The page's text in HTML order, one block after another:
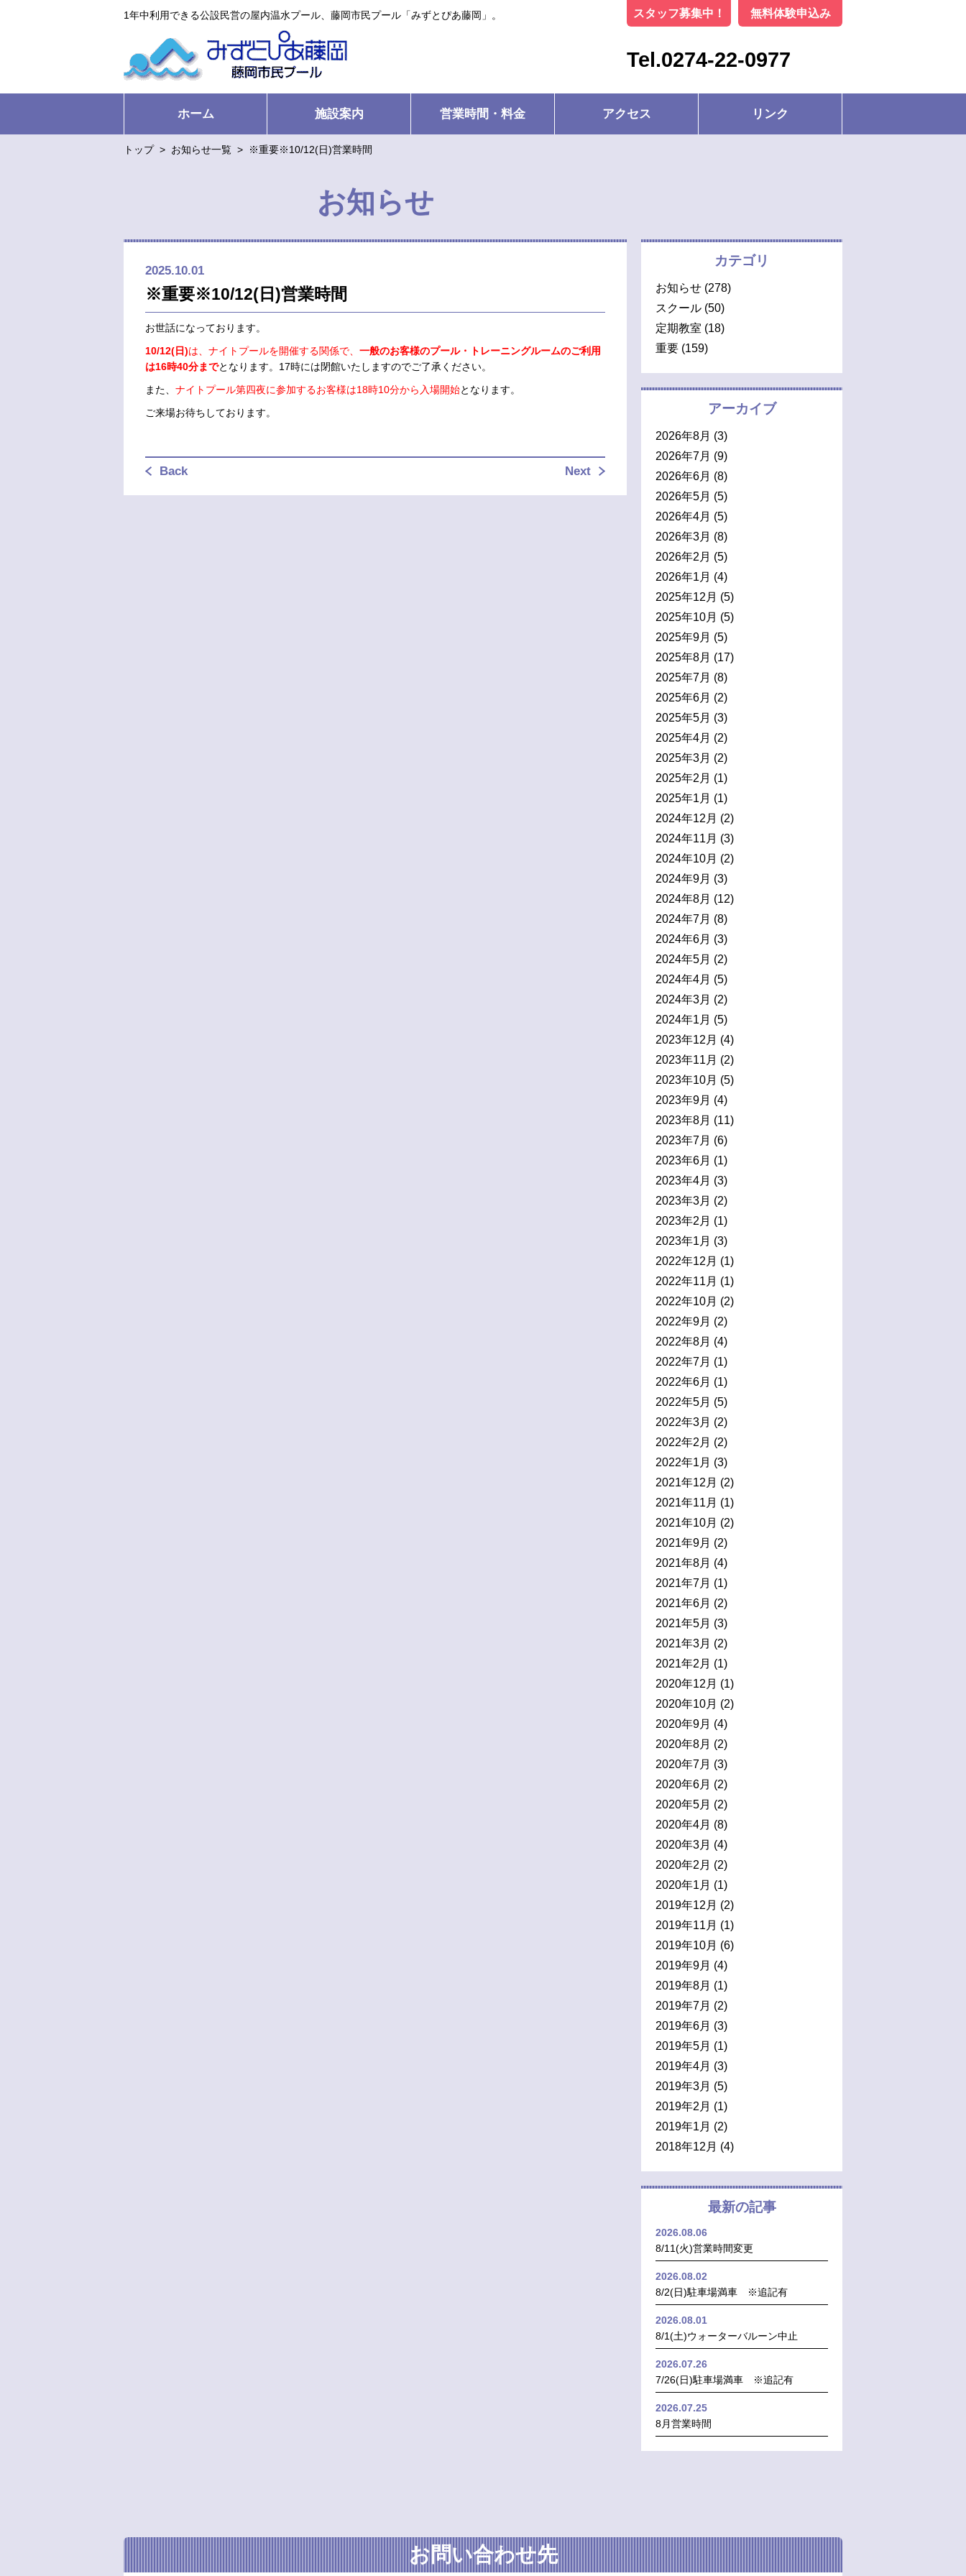
1年中利用できる公設民営の屋内温水プール、藤岡市民プール「みずとぴあ藤岡」。 スタッフ募集中！ 無料体験申込み
Tel.0274-22-0977
ホーム 施設案内 営業時間・料金 アクセス リンク
トップ > お知らせ一覧 > ※重要※10/12(日)営業時間
お知らせ
2025.10.01
※重要※10/12(日)営業時間
お世話になっております。
10/12(日)は、ナイトプールを開催する関係で、 一般のお客様のプール・トレーニングルームのご利用
は16時40分までとなります。17時には閉館いたしますのでご了承ください。
また、 ナイトプール第四夜に参加するお客様は18時10分から入場開始となります。
ご来場お待ちしております。
Back Next
カテゴリ
お知らせ (278)
スクール (50)
定期教室 (18)
重要 (159)
アーカイブ
2026年8月 (3)
2026年7月 (9)
2026年6月 (8)
2026年5月 (5)
2026年4月 (5)
2026年3月 (8)
2026年2月 (5)
2026年1月 (4)
2025年12月 (5)
2025年10月 (5)
2025年9月 (5)
2025年8月 (17)
2025年7月 (8)
2025年6月 (2)
2025年5月 (3)
2025年4月 (2)
2025年3月 (2)
2025年2月 (1)
2025年1月 (1)
2024年12月 (2)
2024年11月 (3)
2024年10月 (2)
2024年9月 (3)
2024年8月 (12)
2024年7月 (8)
2024年6月 (3)
2024年5月 (2)
2024年4月 (5)
2024年3月 (2)
2024年1月 (5)
2023年12月 (4)
2023年11月 (2)
2023年10月 (5)
2023年9月 (4)
2023年8月 (11)
2023年7月 (6)
2023年6月 (1)
2023年4月 (3)
2023年3月 (2)
2023年2月 (1)
2023年1月 (3)
2022年12月 (1)
2022年11月 (1)
2022年10月 (2)
2022年9月 (2)
2022年8月 (4)
2022年7月 (1)
2022年6月 (1)
2022年5月 (5)
2022年3月 (2)
2022年2月 (2)
2022年1月 (3)
2021年12月 (2)
2021年11月 (1)
2021年10月 (2)
2021年9月 (2)
2021年8月 (4)
2021年7月 (1)
2021年6月 (2)
2021年5月 (3)
2021年3月 (2)
2021年2月 (1)
2020年12月 (1)
2020年10月 (2)
2020年9月 (4)
2020年8月 (2)
2020年7月 (3)
2020年6月 (2)
2020年5月 (2)
2020年4月 (8)
2020年3月 (4)
2020年2月 (2)
2020年1月 (1)
2019年12月 (2)
2019年11月 (1)
2019年10月 (6)
2019年9月 (4)
2019年8月 (1)
2019年7月 (2)
2019年6月 (3)
2019年5月 (1)
2019年4月 (3)
2019年3月 (5)
2019年2月 (1)
2019年1月 (2)
2018年12月 (4)
最新の記事
2026.08.06
8/11(火)営業時間変更
2026.08.02
8/2(日)駐車場満車 ※追記有
2026.08.01
8/1(土)ウォーターバルーン中止
2026.07.26
7/26(日)駐車場満車 ※追記有
2026.07.25
8月営業時間
お問い合わせ先